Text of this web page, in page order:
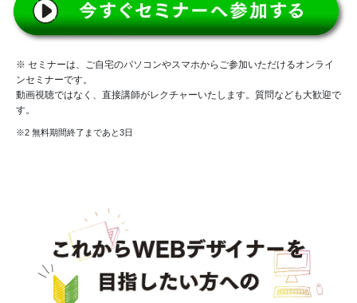
※ セミナーは、ご自宅のパソコンやスマホからご参加いただけるオンライ
ンセミナーです。
動画視聴ではなく、直接講師がレクチャーいたします。質問なども大歓迎で
す。
※2 無料期間終了まであと3日